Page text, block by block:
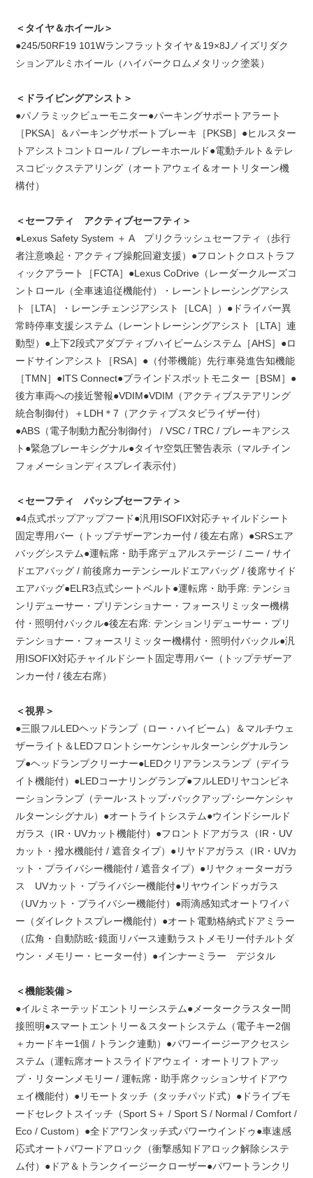
＜タイヤ＆ホイール＞
●245/50RF19 101Wランフラットタイヤ＆19×8Jノイズリダク
ションアルミホイール（ハイパークロムメタリック塗装）
＜ドライビングアシスト＞
●パノラミックビューモニター●パーキングサポートアラート
［PKSA］＆パーキングサポートブレーキ［PKSB］●ヒルスター
トアシストコントロール / ブレーキホールド●電動チルト＆テレ
スコピックステアリング（オートアウェイ＆オートリターン機
構付）
＜セーフティ アクティブセーフティ＞
●Lexus Safety System ＋ A プリクラッシュセーフティ（歩行
者注意喚起・アクティブ操舵回避支援）●フロントクロストラフ
ィックアラート［FCTA］●Lexus CoDrive（レーダークルーズコ
ントロール（全車速追従機能付）・レーントレーシングアシス
ト［LTA］・レーンチェンジアシスト［LCA］）●ドライバー異
常時停車支援システム（レーントレーシングアシスト［LTA］連
動型）●上下2段式アダプティブハイビームシステム［AHS］●ロ
ードサインアシスト［RSA］●（付帯機能）先行車発進告知機能
［TMN］●ITS Connect●ブラインドスポットモニター［BSM］●
後方車両への接近警報●VDIM●VDIM（アクティブステアリング
統合制御付）＋LDH＊7（アクティブスタビライザー付）
●ABS（電子制動力配分制御付） / VSC / TRC / ブレーキアシス
ト●緊急ブレーキシグナル●タイヤ空気圧警告表示（マルチイン
フォメーションディスプレイ表示付）
＜セーフティ パッシブセーフティ＞
●4点式ポップアップフード●汎用ISOFIX対応チャイルドシート
固定専用バー（トップテザーアンカー付 / 後左右席）●SRSエア
バッグシステム●運転席・助手席デュアルステージ / ニー / サイ
ドエアバッグ / 前後席カーテンシールドエアバッグ / 後席サイド
エアバッグ●ELR3点式シートベルト●運転席・助手席: テンショ
ンリデューサー・プリテンショナー・フォースリミッター機構
付・照明付バックル●後左右席: テンションリデューサー・プリ
テンショナー・フォースリミッター機構付・照明付バックル●汎
用ISOFIX対応チャイルドシート固定専用バー（トップテザーア
ンカー付 / 後左右席）
＜視界＞
●三眼フルLEDヘッドランプ（ロー・ハイビーム）＆マルチウェ
ザーライト＆LEDフロントシーケンシャルターンシグナルラン
プ●ヘッドランプクリーナー●LEDクリアランスランプ（デイラ
イト機能付）●LEDコーナリングランプ●フルLEDリヤコンビネ
ーションランプ（テール･ストップ･バックアップ･シーケンシャ
ルターンシグナル）●オートライトシステム●ウインドシールド
ガラス（IR・UVカット機能付）●フロントドアガラス（IR・UV
カット・撥水機能付 / 遮音タイプ）●リヤドアガラス（IR・UVカ
ット・プライバシー機能付 / 遮音タイプ）●リヤクォーターガラ
ス UVカット・プライバシー機能付●リヤウインドゥガラス
（UVカット・プライバシー機能付）●雨滴感知式オートワイパ
ー（ダイレクトスプレー機能付）●オート電動格納式ドアミラー
（広角・自動防眩･鏡面リバース連動ラストメモリー付チルトダ
ウン・メモリー・ヒーター付）●インナーミラー デジタル
＜機能装備＞
●イルミネーテッドエントリーシステム●メータークラスター間
接照明●スマートエントリー＆スタートシステム（電子キー2個
＋カードキー1個 / トランク連動）●パワーイージーアクセスシ
ステム（運転席オートスライドアウェイ・オートリフトアッ
プ・リターンメモリー / 運転席・助手席クッションサイドアウ
ェイ機能付）●リモートタッチ（タッチパッド式）●ドライブモ
ードセレクトスイッチ（Sport S＋ / Sport S / Normal / Comfort /
Eco / Custom）●全ドアワンタッチ式パワーウインドゥ●車速感
応式オートパワードアロック（衝撃感知ドアロック解除システ
ム付）●ドア＆トランクイージークローザー●パワートランクリ